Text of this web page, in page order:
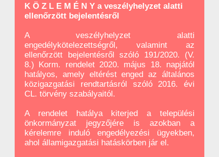
K Ö Z L E M É N Y a veszélyhelyzet alatti
ellenőrzött bejelentésről
A veszélyhelyzet alatti
engedélykötelezettségről, valamint az
ellenőrzött bejelentésről szóló 191/2020. (V.
8.) Korm. rendelet 2020. május 18. napjától
hatályos, amely eltérést enged az általános
közigazgatási rendtartásról szóló 2016. évi
CL. törvény szabályaitól.
A rendelet hatálya kiterjed a települési
önkormányzat jegyzőjére is azokban a
kérelemre induló engedélyezési ügyekben,
ahol államigazgatási hatáskörben jár el.